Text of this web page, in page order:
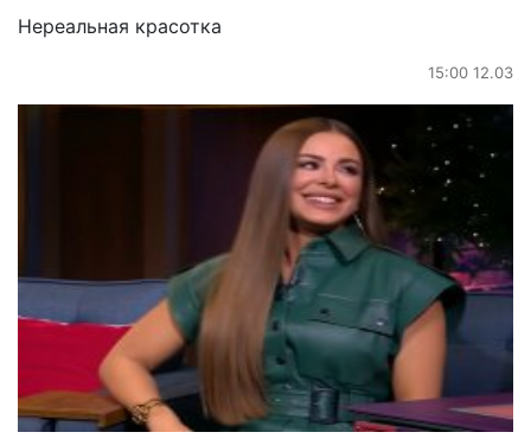
Нереальная красотка
15:00 12.03